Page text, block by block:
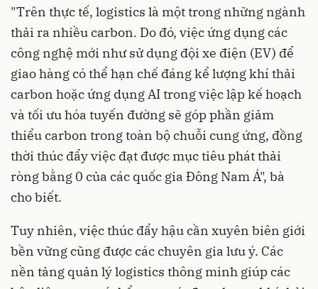
"Trên thực tế, logistics là một trong những ngành
thải ra nhiều carbon. Do đó, việc ứng dụng các
công nghệ mới như sử dụng đội xe điện (EV) để
giao hàng có thể hạn chế đáng kể lượng khí thải
carbon hoặc ứng dụng AI trong việc lập kế hoạch
và tối ưu hóa tuyến đường sẽ góp phần giảm
thiểu carbon trong toàn bộ chuỗi cung ứng, đồng
thời thúc đẩy việc đạt được mục tiêu phát thải
ròng bằng 0 của các quốc gia Đông Nam Á", bà
cho biết.
Tuy nhiên, việc thúc đẩy hậu cần xuyên biên giới
bền vững cũng được các chuyên gia lưu ý. Các
nền tảng quản lý logistics thông minh giúp các